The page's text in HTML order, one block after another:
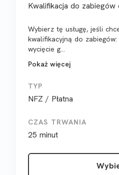
Kwalifikacja do zabiegów
Wybierz tę usługę, jeśli
kwalifikacyjną do
wycięcie g...
Pokaż więcej
TYP
NFZ / Płatna
CZAS TRWANIA
25 minut